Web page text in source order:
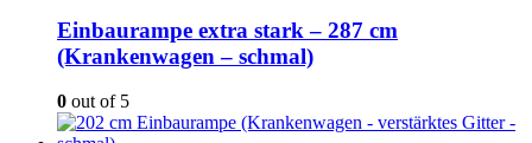
Einbaurampe extra stark – 287 cm
(Krankenwagen – schmal)
0 out of 5